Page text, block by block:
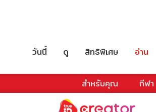
วันนี้ ดู สิทธิพิเศษ อ่าน
สำหรับคุณ กีฬา